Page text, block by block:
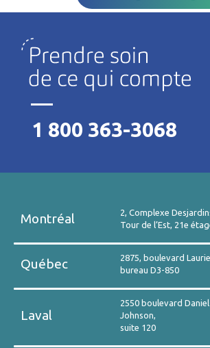
1 800 363-3068
Montréal
2, Complexe
Tour de l’Est, 21e
Québec
2875, boulevard
bureau D3-850
Laval
2550 boulevard
Johnson,
suite 120